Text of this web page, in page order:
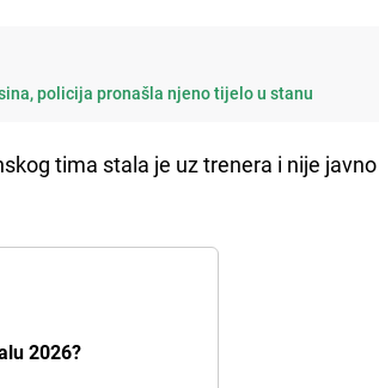
policija pronašla njeno tijelo u stanu
tima stala je uz trenera i nije javno
2026?